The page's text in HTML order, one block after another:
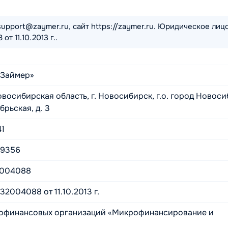
сайт https://zaymer.ru. Юридическое
11.10.2013 г..
область, г. Новосибирск, г.о. город
д. 3
от 11.10.2013 г.
организаций «Микрофинансирование и